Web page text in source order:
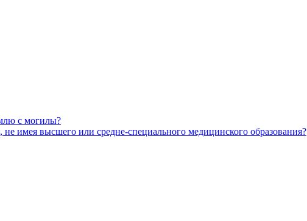
с могилы?
имея высшего или средне-специального медицинского образования?